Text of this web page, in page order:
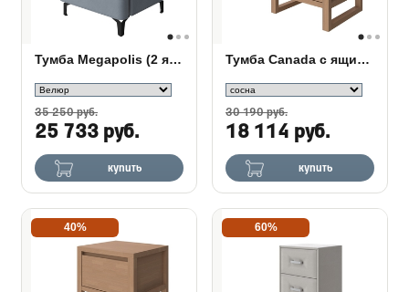
Тумба Megapolis (2 ящика)
35 250 руб.
25 733 руб.
купить
Тумба Canada с ящиком и полкой
30 190 руб.
18 114 руб.
купить
40% 60%